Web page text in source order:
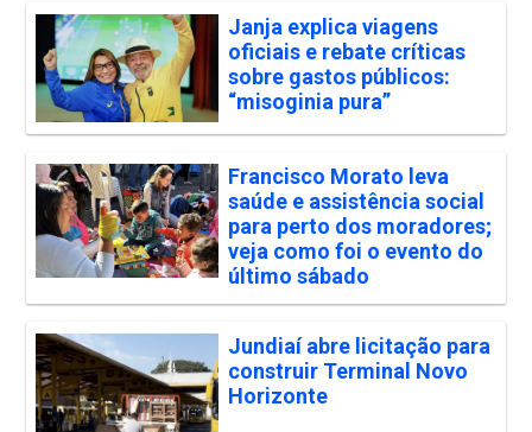
Janja explica viagens
oficiais e rebate críticas
sobre gastos públicos:
“misoginia pura”
Francisco Morato leva
saúde e assistência social
para perto dos moradores;
veja como foi o evento do
último sábado
Jundiaí abre licitação para
construir Terminal Novo
Horizonte